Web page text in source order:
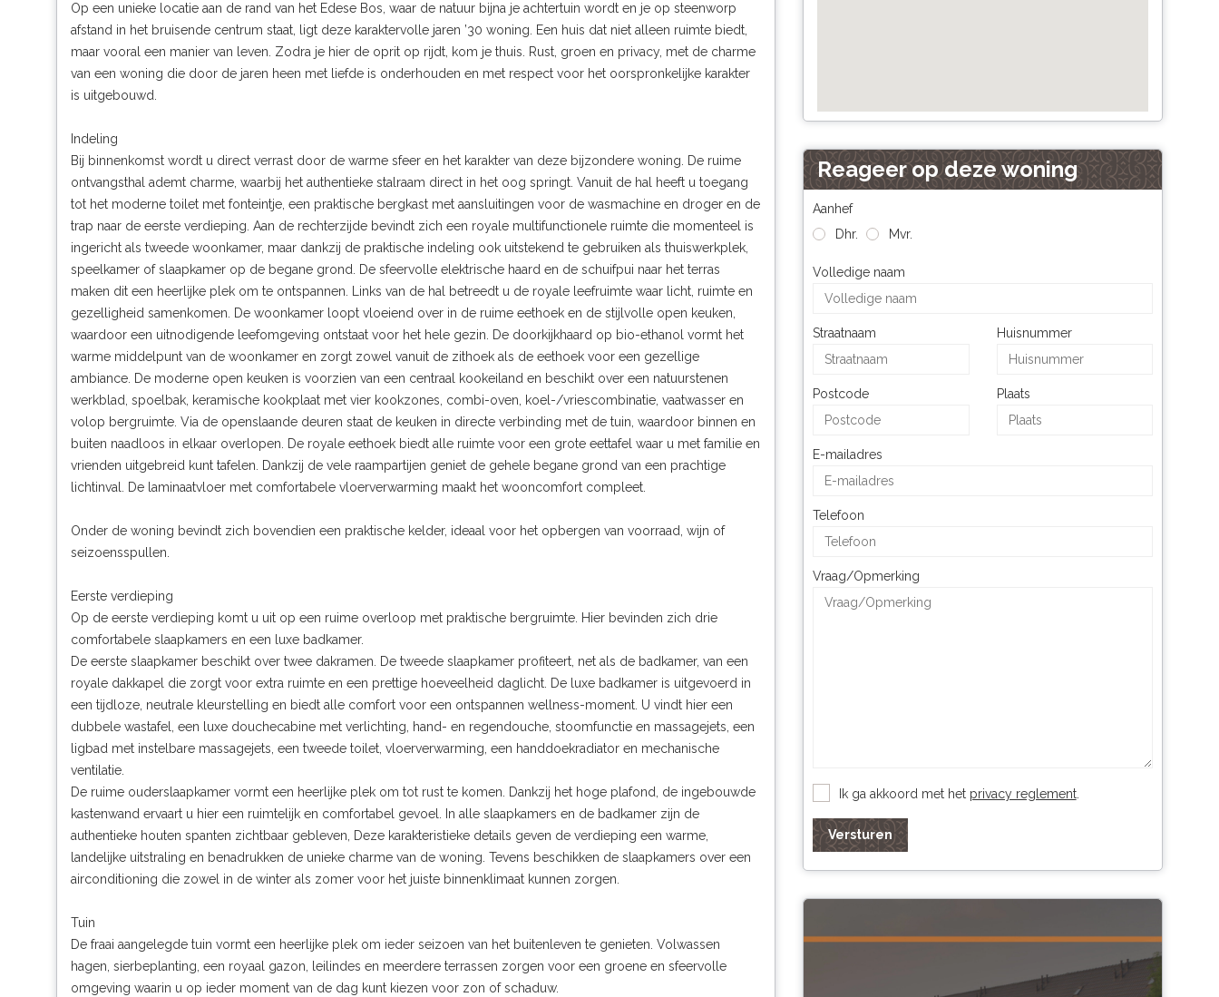
Op een unieke locatie aan de rand van het Edese Bos, waar de natuur bijna je achtertuin wordt en je op steenworp
afstand in het bruisende centrum staat, ligt deze karaktervolle jaren ’30 woning. Een huis dat niet alleen ruimte biedt,
maar vooral een manier van leven. Zodra je hier de oprit op rijdt, kom je thuis. Rust, groen en privacy, met de charme
van een woning die door de jaren heen met liefde is onderhouden en met respect voor het oorspronkelijke karakter
is uitgebouwd.
Indeling
Bij binnenkomst wordt u direct verrast door de warme sfeer en het karakter van deze bijzondere woning. De ruime
ontvangsthal ademt charme, waarbij het authentieke stalraam direct in het oog springt. Vanuit de hal heeft u toegang
tot het moderne toilet met fonteintje, een praktische bergkast met aansluitingen voor de wasmachine en droger en de
trap naar de eerste verdieping. Aan de rechterzijde bevindt zich een royale multifunctionele ruimte die momenteel is
ingericht als tweede woonkamer, maar dankzij de praktische indeling ook uitstekend te gebruiken als thuiswerkplek,
speelkamer of slaapkamer op de begane grond. De sfeervolle elektrische haard en de schuifpui naar het terras
maken dit een heerlijke plek om te ontspannen. Links van de hal betreedt u de royale leefruimte waar licht, ruimte en
gezelligheid samenkomen. De woonkamer loopt vloeiend over in de ruime eethoek en de stijlvolle open keuken,
waardoor een uitnodigende leefomgeving ontstaat voor het hele gezin. De doorkijkhaard op bio-ethanol vormt het
warme middelpunt van de woonkamer en zorgt zowel vanuit de zithoek als de eethoek voor een gezellige
ambiance. De moderne open keuken is voorzien van een centraal kookeiland en beschikt over een natuurstenen
werkblad, spoelbak, keramische kookplaat met vier kookzones, combi-oven, koel-/vriescombinatie, vaatwasser en
volop bergruimte. Via de openslaande deuren staat de keuken in directe verbinding met de tuin, waardoor binnen en
buiten naadloos in elkaar overlopen. De royale eethoek biedt alle ruimte voor een grote eettafel waar u met familie en
vrienden uitgebreid kunt tafelen. Dankzij de vele raampartijen geniet de gehele begane grond van een prachtige
lichtinval. De laminaatvloer met comfortabele vloerverwarming maakt het wooncomfort compleet.
Onder de woning bevindt zich bovendien een praktische kelder, ideaal voor het opbergen van voorraad, wijn of
seizoensspullen.
Eerste verdieping
Op de eerste verdieping komt u uit op een ruime overloop met praktische bergruimte. Hier bevinden zich drie
comfortabele slaapkamers en een luxe badkamer.
De eerste slaapkamer beschikt over twee dakramen. De tweede slaapkamer profiteert, net als de badkamer, van een
royale dakkapel die zorgt voor extra ruimte en een prettige hoeveelheid daglicht. De luxe badkamer is uitgevoerd in
een tijdloze, neutrale kleurstelling en biedt alle comfort voor een ontspannen wellness-moment. U vindt hier een
dubbele wastafel, een luxe douchecabine met verlichting, hand- en regendouche, stoomfunctie en massagejets, een
ligbad met instelbare massagejets, een tweede toilet, vloerverwarming, een handdoekradiator en mechanische
ventilatie.
De ruime ouderslaapkamer vormt een heerlijke plek om tot rust te komen. Dankzij het hoge plafond, de ingebouwde
kastenwand ervaart u hier een ruimtelijk en comfortabel gevoel. In alle slaapkamers en de badkamer zijn de
authentieke houten spanten zichtbaar gebleven, Deze karakteristieke details geven de verdieping een warme,
landelijke uitstraling en benadrukken de unieke charme van de woning. Tevens beschikken de slaapkamers over een
airconditioning die zowel in de winter als zomer voor het juiste binnenklimaat kunnen zorgen.
Tuin
De fraai aangelegde tuin vormt een heerlijke plek om ieder seizoen van het buitenleven te genieten. Volwassen
hagen, sierbeplanting, een royaal gazon, leilindes en meerdere terrassen zorgen voor een groene en sfeervolle
omgeving waarin u op ieder moment van de dag kunt kiezen voor zon of schaduw.
Reageer op deze woning
Aanhef
Dhr.
Mvr.
Volledige naam
Straatnaam Huisnummer
Postcode Plaats
E-mailadres
Telefoon
Vraag/Opmerking
Ik ga akkoord met het privacy reglement.
Versturen